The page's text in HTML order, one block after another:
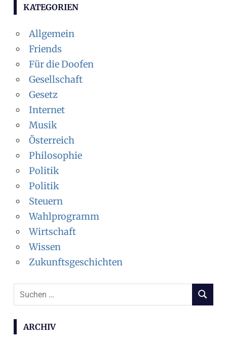
KATEGORIEN
Allgemein
Friends
Für die Doofen
Gesellschaft
Gesetz
Internet
Musik
Österreich
Philosophie
Politik
Politik
Steuern
Wahlprogramm
Wirtschaft
Wissen
Zukunftsgeschichten
Suchen
nach:
SUCHEN
ARCHIV